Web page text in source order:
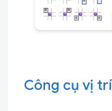
Công cụ vị